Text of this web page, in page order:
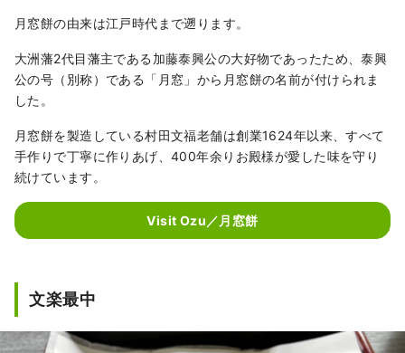
月窓餅の由来は江戸時代まで遡ります。
大洲藩2代目藩主である加藤泰興公の大好物であったため、泰興
公の号（別称）である「月窓」から月窓餅の名前が付けられま
した。
月窓餅を製造している村田文福老舗は創業1624年以来、すべて
手作りで丁寧に作りあげ、400年余りお殿様が愛した味を守り
続けています。
Visit Ozu／月窓餅
文楽最中